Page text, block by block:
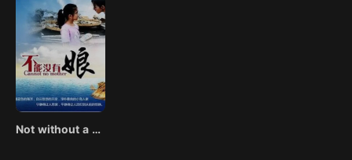
monstruos que encuentran.
Not without a mother